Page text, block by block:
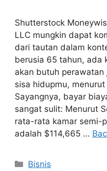
Shutterstock
LLC mungkin dapat
dari tautan dalam
berusia 65 tahun, ada
akan butuh perawatan
sisa hidupmu,
Sayangnya, bayar
sangat sulit: Menurut
rata-rata kamar semi-
adalah $114,665 …
Kategori
Bisnis